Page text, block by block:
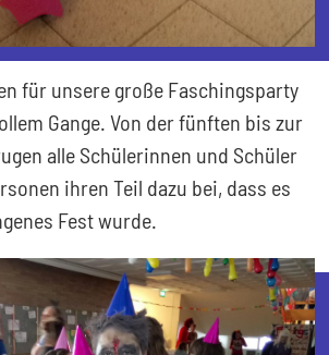
für unsere große Faschingsparty
Gange. Von der fünften bis zur
alle Schülerinnen und Schüler
ihren Teil dazu bei, dass es
Fest wurde.